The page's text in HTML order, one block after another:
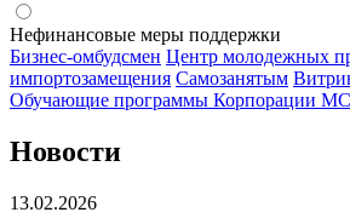
Нефинансовые меры поддержки
Бизнес-омбудсмен Центр молодежных
импортозамещения Cамозанятым
Обучающие программы Корпорации
Новости
13.02.2026